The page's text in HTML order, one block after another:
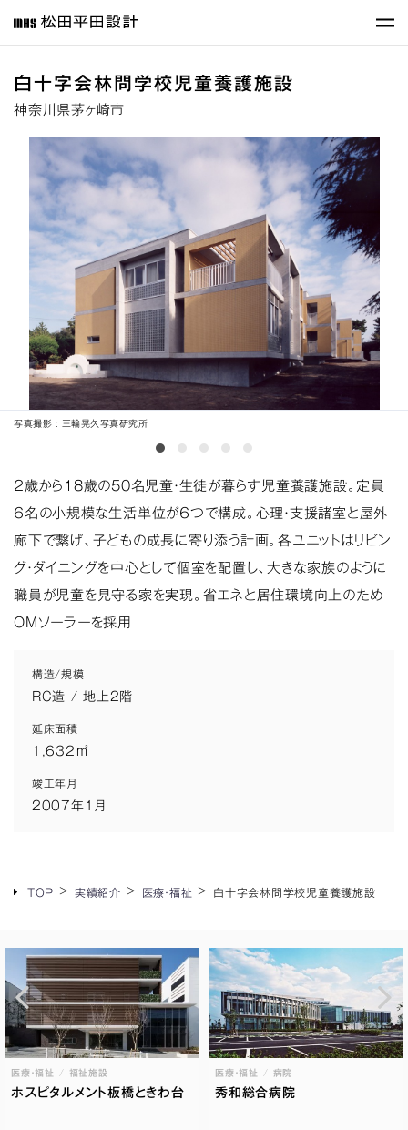
白十字会林問学校児童養護施設
神奈川県茅ヶ崎市
写真撮影 三輪晃久写真研究所
２歳から18歳の50名児童・生徒が暮らす児童養護施設。定員
６名の小規模な生活単位が６つで構成。心理・支援諸室と屋外
廊下で繋げ、子どもの成長に寄り添う計画。各ユニットはリビン
グ・ダイニングを中心として個室を配置し、大きな家族のように
職員が児童を見守る家を実現。省エネと居住環境向上のため
OMソーラーを採用
構造/規模
RC造 / 地上2階
延床面積
1,632㎡
竣工年月
2007年1月
TOP 実績紹介 医療・福祉 白十字会林問学校児童養護施設
医療・福祉 福祉施設
ホスピタルメント板橋ときわ台
医療・福祉 病院
秀和総合病院